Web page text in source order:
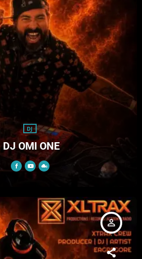
DJ
DJ OMI ONE
person_outline